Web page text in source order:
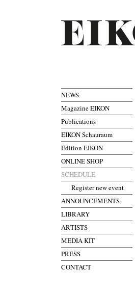
NEWS
Magazine EIKON
Publications
EIKON Schauraum
Edition EIKON
ONLINE SHOP
SCHEDULE
Register new event
ANNOUNCEMENTS
LIBRARY
ARTISTS
MEDIA KIT
PRESS
CONTACT